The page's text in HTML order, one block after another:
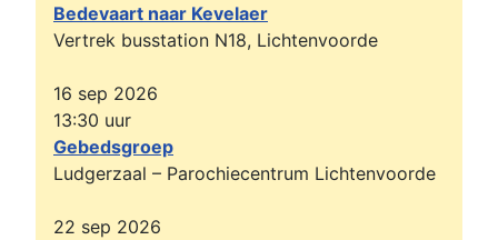
Bedevaart naar Kevelaer
Vertrek busstation N18, Lichtenvoorde
16 sep 2026
13:30 uur
Gebedsgroep
Ludgerzaal – Parochiecentrum Lichtenvoorde
22 sep 2026